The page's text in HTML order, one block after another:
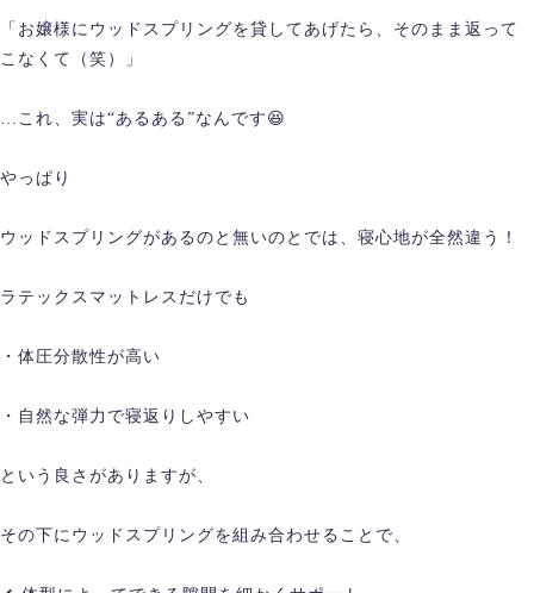
「お嬢様にウッドスプリングを貸してあげたら、そのまま返って
こなくて（笑）」
…これ、実は“あるある”なんです😆
やっぱり
ウッドスプリングがあるのと無いのとでは、寝心地が全然違う！
ラテックスマットレスだけでも
・体圧分散性が高い
・自然な弾力で寝返りしやすい
という良さがありますが、
その下にウッドスプリングを組み合わせることで、